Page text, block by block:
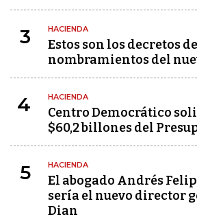
3 HACIENDA
Estos son los decretos
nombramientos del
4 HACIENDA
Centro Democrático
$60,2 billones del
5 HACIENDA
El abogado Andrés
sería el nuevo director
Dian